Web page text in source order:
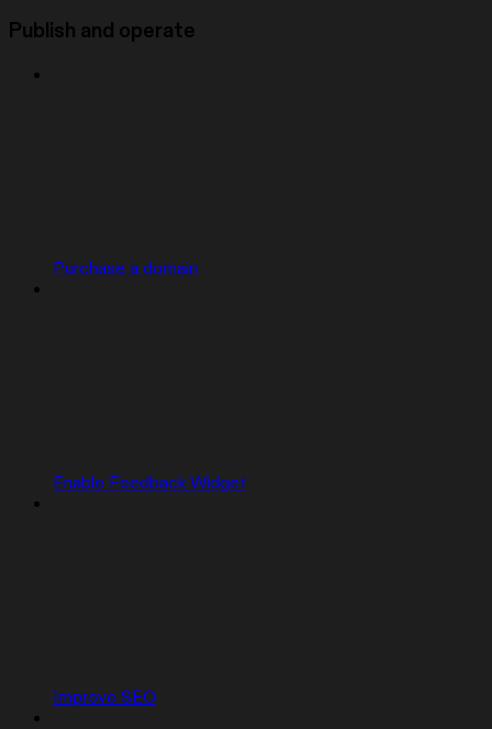
Publish and operate
Purchase a domain
Enable Feedback Widget
Improve SEO